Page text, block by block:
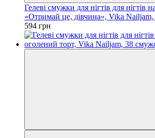
Гелеві смужки для нігтів для нігтів
«Отримай це, дівчина», Vika
594 грн